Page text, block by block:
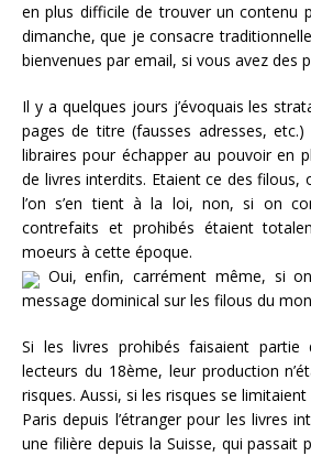
en plus difficile de trouver un contenu
dimanche, que je consacre
bienvenues par email, si vous avez des
Il y a quelques jours j’évoquais les
pages de titre (fausses adresses,
libraires pour échapper au pouvoir en
de livres interdits. Etaient ce des filous,
l’on s’en tient à la loi, non, si on
contrefaits et prohibés étaient
moeurs à cette époque.
Oui, enfin, carrément même, si
message dominical sur les filous du
Si les livres prohibés faisaient
lecteurs du 18ème, leur production
risques. Aussi, si les risques se
Paris depuis l’étranger pour les livres
une filière depuis la Suisse, qui passait